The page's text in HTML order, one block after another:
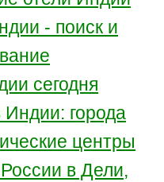
- поиск и
сегодня
Индии: города
центры
в Дели,